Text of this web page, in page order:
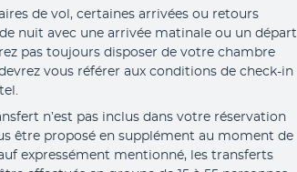
de vol, certaines arrivées ou retours
nuit avec une arrivée matinale ou un départ
pas toujours disposer de votre chambre
vous référer aux conditions de check-in
n’est pas inclus dans votre réservation
être proposé en supplément au moment de
expressément mentionné, les transferts